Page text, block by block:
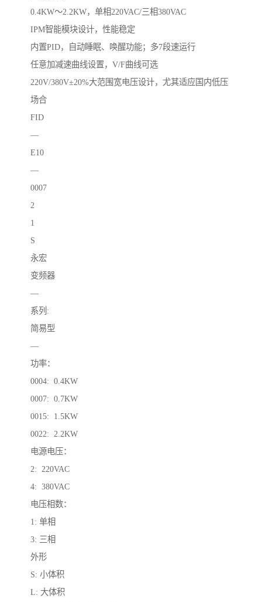
0.4KW～2.2KW，单相220VAC/三相380VAC
IPM智能模块设计，性能稳定
内置PID，自动睡眠、唤醒功能；多7段速运行
任意加减速曲线设置，V/F曲线可选
220V/380V±20%大范围宽电压设计，尤其适应国内低压
场合
FID
—
E10
—
0007
2
1
S
永宏
变频器
—
系列:
简易型
—
功率：
0004: 0.4KW
0007: 0.7KW
0015: 1.5KW
0022: 2.2KW
电源电压：
2: 220VAC
4: 380VAC
电压相数：
1: 单相
3: 三相
外形
S: 小体积
L: 大体积